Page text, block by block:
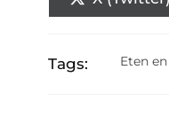
Tags: Eten